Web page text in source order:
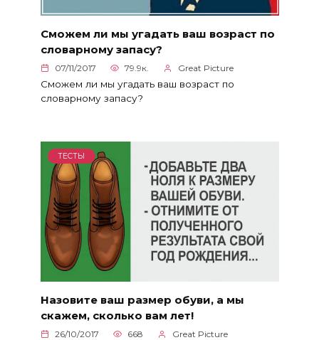
Cможем ли мы угадать ваш возраст по
словарному запасу?
07/11/2017 79.9к. Great Picture
Cможем ли мы угадать ваш возраст по
словарному запасу?
ТЕСТЫ
Назовите ваш размер обуви, а мы
скажем, сколько вам лет!
26/10/2017 668 Great Picture